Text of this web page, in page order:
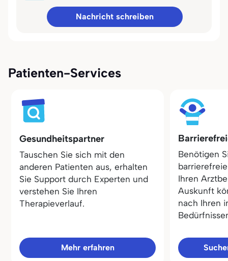
Nachricht schreiben
Patienten-Services
Gesundheitspartner
Tauschen Sie sich mit den
anderen Patienten aus, erhalten
Sie Support durch Experten und
verstehen Sie Ihren
Therapieverlauf.
Mehr erfahren
Benötigen
Ihren
Auskunft
nach Ihren